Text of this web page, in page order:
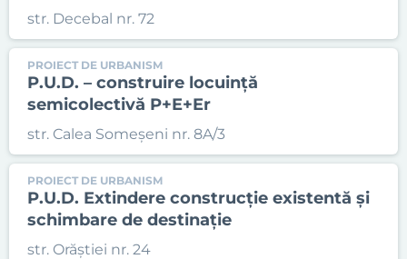
str. Decebal nr. 72
PROIECT DE URBANISM
P.U.D. – construire locuință
semicolectivă P+E+Er
str. Calea Someșeni nr. 8A/3
PROIECT DE URBANISM
P.U.D. Extindere construcție existentă și
schimbare de destinație
str. Orăștiei nr. 24